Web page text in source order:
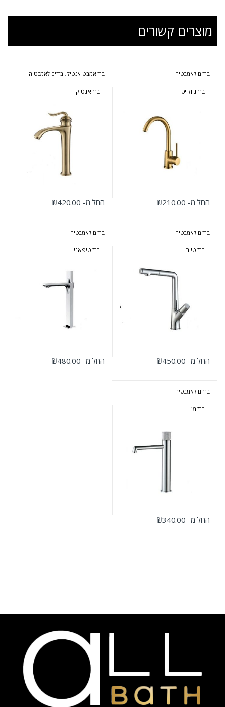
מוצרים קשורים
ברזים לאמבטיה
ברז ג'ולייט
החל מ- ₪210.00
ברז אמבט אנטיק, ברזים לאמבטיה
ברז אנטיק
החל מ- ₪420.00
ברזים לאמבטיה
ברז טיים
החל מ- ₪450.00
ברזים לאמבטיה
ברז טיפאני
החל מ- ₪480.00
ברזים לאמבטיה
ברז מן
החל מ- ₪340.00